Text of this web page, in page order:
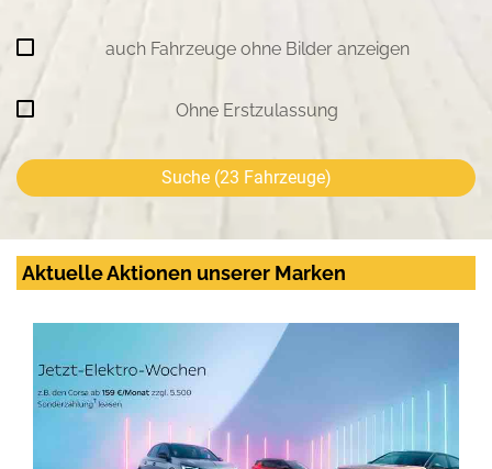
auch Fahrzeuge ohne Bilder anzeigen
Ohne Erstzulassung
Suche (23 Fahrzeuge)
Aktuelle Aktionen unserer Marken